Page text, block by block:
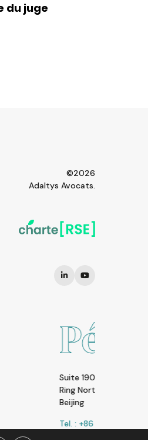
du juge
©2026
Adaltys Avocats.
Cente | A19 East Third
District | 100020